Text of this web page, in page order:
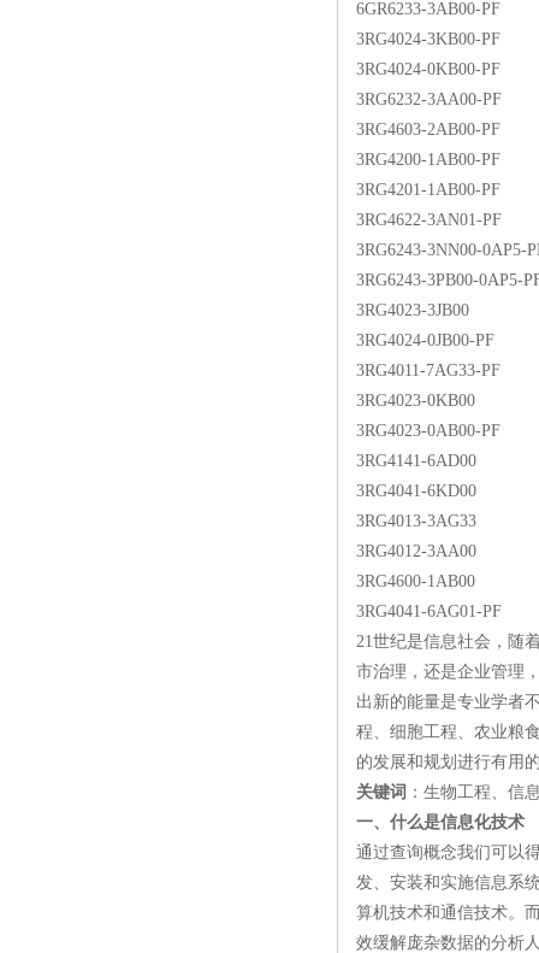
6GR6233-3AB00-PF
3RG4024-3KB00-PF
3RG4024-0KB00-PF
3RG6232-3AA00-PF
3RG4603-2AB00-PF
3RG4200-1AB00-PF
3RG4201-1AB00-PF
3RG4622-3AN01-PF
3RG6243-3NN00-0AP5-
3RG6243-3PB00-0AP5-
3RG4023-3JB00
3RG4024-0JB00-PF
3RG4011-7AG33-PF
3RG4023-0KB00
3RG4023-0AB00-PF
3RG4141-6AD00
3RG4041-6KD00
3RG4013-3AG33
3RG4012-3AA00
3RG4600-1AB00
3RG4041-6AG01-PF
21世纪是信息社会，随
市治理，还是企业管理
出新的能量是专业学者
程、细胞工程、农业粮
的发展和规划进行有用
关键词 ：生物工程、信
一、什么是信息化技术
通过查询概念我们可以
发、安装和实施信息系
算机技术和通信技术。
效缓解庞杂数据的分析